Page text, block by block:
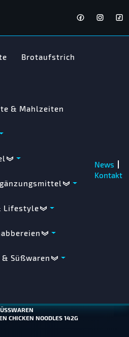
Brotaufstrich
& Mahlzeiten
Lifestyle
Süßwaren
News
Kontakt
CHICKEN NOODLES 142G